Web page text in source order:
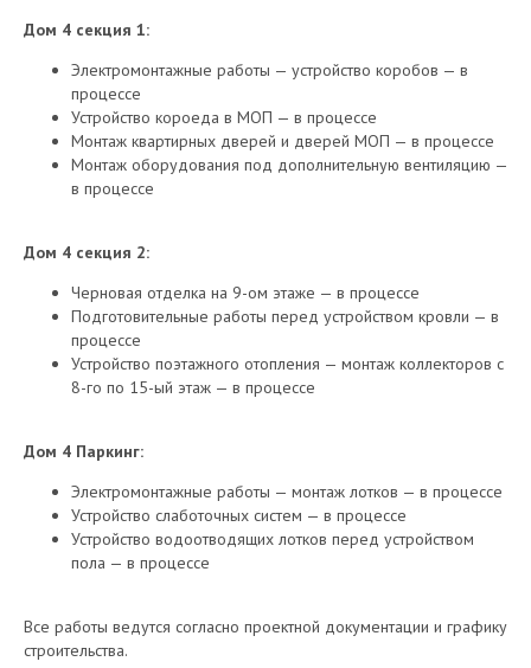
Дом 4 секция 1:
Электромонтажные работы — устройство коробов — в
процессе
Устройство короеда в МОП — в процессе
Монтаж квартирных дверей и дверей МОП — в процессе
Монтаж оборудования под дополнительную вентиляцию —
в процессе
Дом 4 секция 2:
Черновая отделка на 9-ом этаже — в процессе
Подготовительные работы перед устройством кровли — в
процессе
Устройство поэтажного отопления — монтаж коллекторов с
8-го по 15-ый этаж — в процессе
Дом 4 Паркинг:
Электромонтажные работы — монтаж лотков — в процессе
Устройство слаботочных систем — в процессе
Устройство водоотводящих лотков перед устройством
пола — в процессе
Все работы ведутся согласно проектной документации и графику
строительства.